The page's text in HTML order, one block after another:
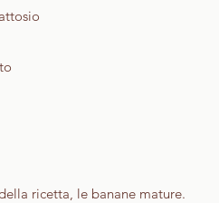
ricetta, le banane mature.